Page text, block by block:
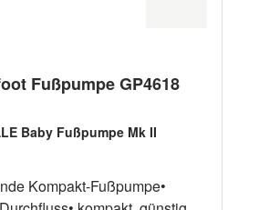
Fußpumpe GP4618
Baby Fußpumpe Mk II
Kompakt-Fußpumpe•